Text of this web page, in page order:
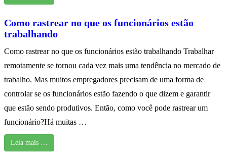
Como rastrear no que os funcionários estão
trabalhando
Como rastrear no que os funcionários estão trabalhando Trabalhar
remotamente se tornou cada vez mais uma tendência no mercado de
trabalho. Mas muitos empregadores precisam de uma forma de
controlar se os funcionários estão fazendo o que dizem e garantir
que estão sendo produtivos. Então, como você pode rastrear um
funcionário?Há muitas …
Leia mais …